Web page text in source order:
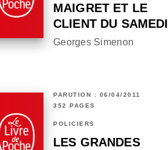
MAIGRET ET LE
CLIENT DU SAMEDI
Georges Simenon
PARUTION : 06/04/2011
352 PAGES
POLICIERS
LES GRANDES